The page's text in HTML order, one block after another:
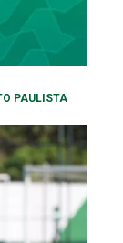
PAULISTA